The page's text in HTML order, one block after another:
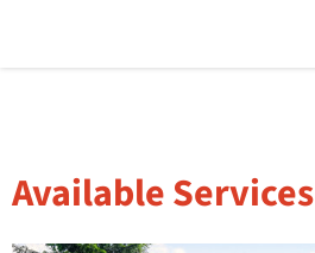
Available Services